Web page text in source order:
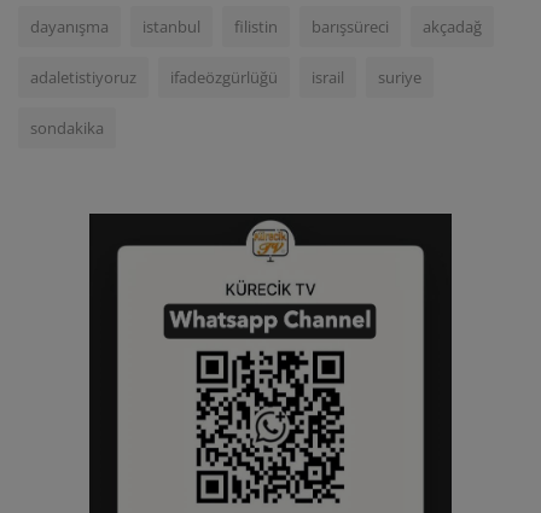
dayanışma istanbul filistin barışsüreci akçadağ
adaletistiyoruz ifadeözgürlüğü israil suriye
sondakika